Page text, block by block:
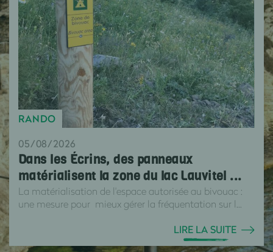
RANDO
05/08/2026
Dans les Écrins, des panneaux
matérialisent la zone du lac Lauvitel ...
La matérialisation de l'espace autorisée au bivouac :
une mesure pour mieux gérer la fréquentation sur l...
LIRE LA SUITE